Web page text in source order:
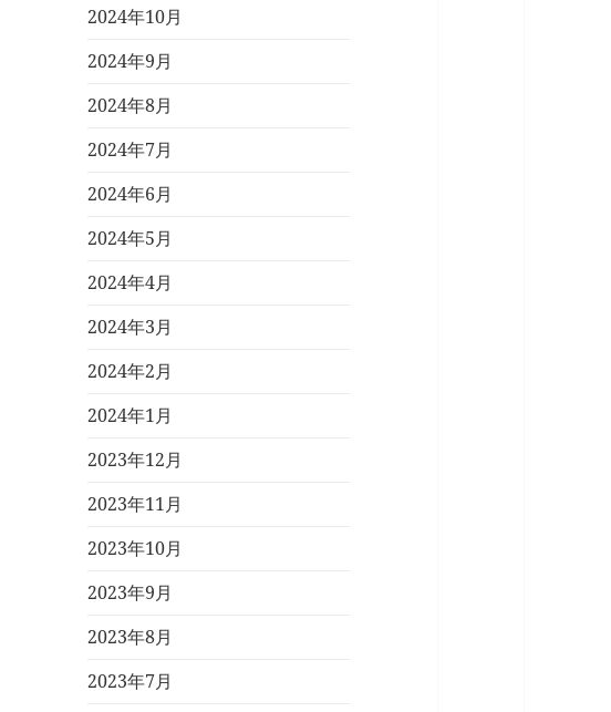
2024年10月
2024年9月
2024年8月
2024年7月
2024年6月
2024年5月
2024年4月
2024年3月
2024年2月
2024年1月
2023年12月
2023年11月
2023年10月
2023年9月
2023年8月
2023年7月